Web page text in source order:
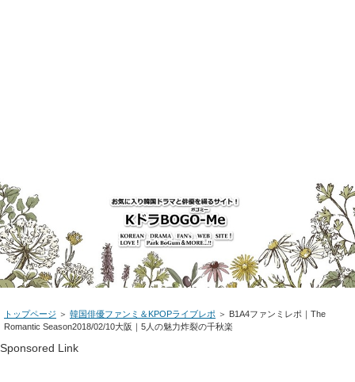
トップページ ＞ 韓国俳優ファンミ＆KPOPライブレポ ＞ B1A4ファンミレポ｜The
Romantic Season2018/02/10大阪｜5人の魅力炸裂の千秋楽
Sponsored Link